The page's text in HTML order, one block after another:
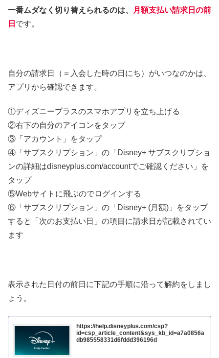
一番ムダなく切り替えられるのは、 月額支払い請求日の前
日 です。
自分の請求日（＝入会した時の日にち）がいつなのかは、
アプリから確認できます。
①ディズニープラスのスマホアプリを立ち上げる
②右下の自分のアイコンをタップ
③「アカウント」をタップ
④「サブスクリプション」の「Disney+ サブスクリプショ
ンの詳細はdisneyplus.com/accountでご確認ください」を
タップ
⑤Webサイトに飛ぶのでログインする
⑥「サブスクリプション」の「Disney+ (月額)」をタップ
すると「次のお支払い日」の項目に請求日が記載されてい
ます
表示された日付の前日に下記の手順に沿って解約をしまし
ょう。
https://help.disneyplus.com/csp?
id=csp_article_content&sys_kb_id=a7a0856a
db985558331d6fddd396196d